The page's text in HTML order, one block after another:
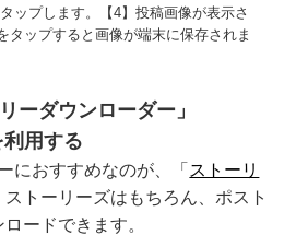
ップします。【4】投稿画像が表示さ
ップすると画像が端末に保存されま
ーダウンローダー」
用する
におすすめなのが、「 ストーリ
ストーリーズはもちろん、ポスト
ードできます。